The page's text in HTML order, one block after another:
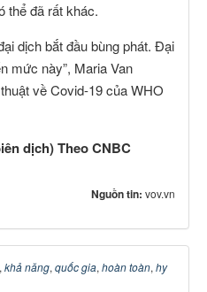
thể đã rất khác.
dịch bắt đầu bùng phát. Đại
mức này”, Maria Van
về Covid-19 của WHO
dịch) Theo CNBC
Nguồn tin: vov.vn
, khả năng, quốc gia, hoàn toàn, hy